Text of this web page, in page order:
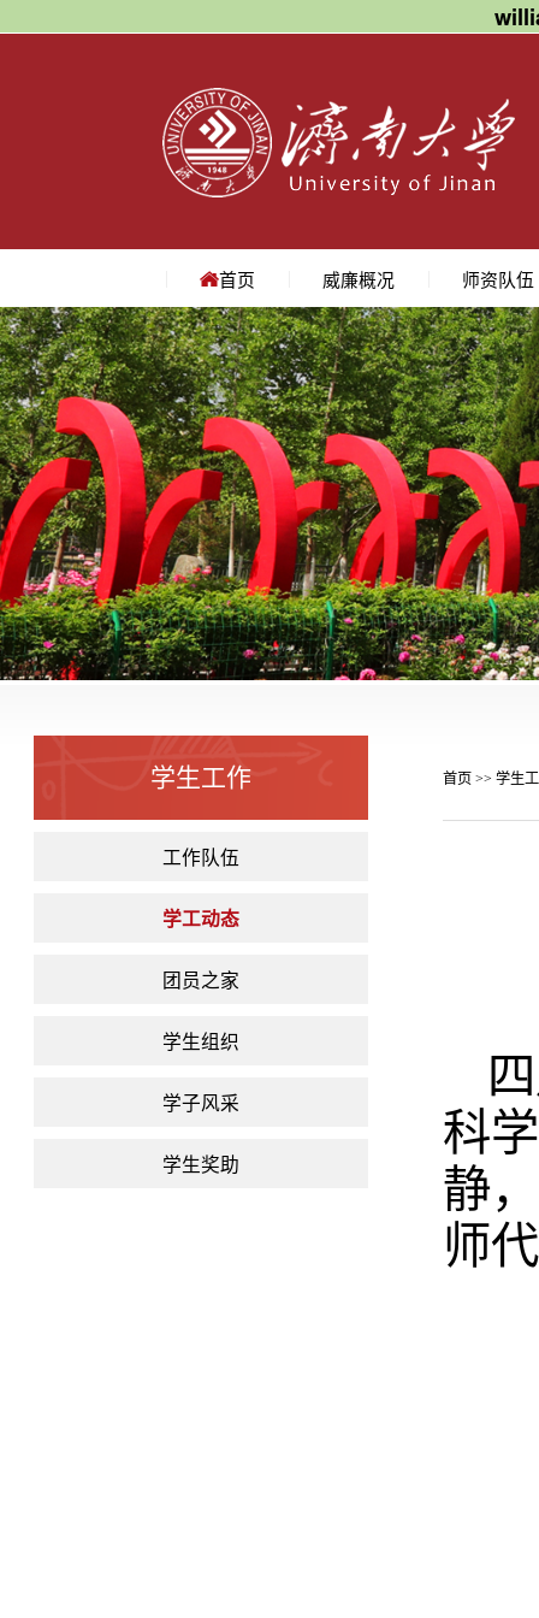
首页 威廉概况
学院简介
学院领导
机构设置
院长寄语
地理位置
师资队伍
教授
副教授
讲师
名师访谈
学生工作
工作队伍
学工动态
团员之家
学生组织
学子风采
学生奖助
首页>> 学生
科
静
师